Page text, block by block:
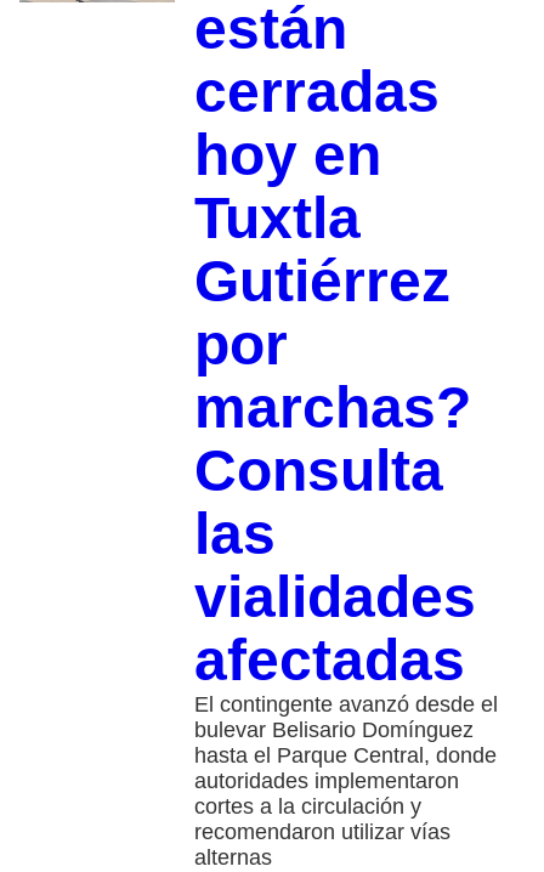
están
cerradas
hoy en
Tuxtla
Gutiérrez
por
marchas?
Consulta
las
vialidades
afectadas
El contingente avanzó desde el
bulevar Belisario Domínguez
hasta el Parque Central, donde
autoridades implementaron
cortes a la circulación y
recomendaron utilizar vías
alternas